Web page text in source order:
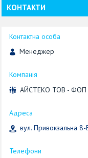
КОНТАКТИ
Менеджер
АЙСТЕКО ТОВ - ФОП
вул. Привокзальна 8-